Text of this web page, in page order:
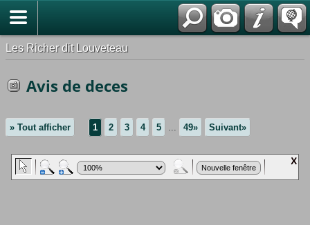
Les Richer dit Louveteau
Avis de deces
» Tout afficher 1 2 3 4 5 ... 49» Suivant»